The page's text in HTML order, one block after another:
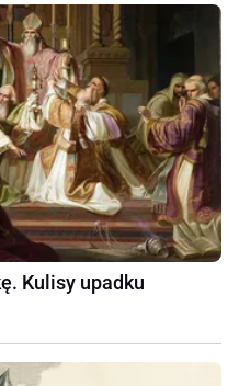
Kulisy upadku